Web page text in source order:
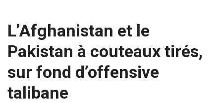
L’Afghanistan et le
Pakistan à couteaux tirés,
sur fond d’offensive
talibane